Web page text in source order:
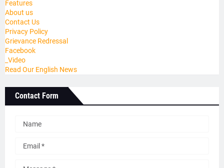
Features
About us
Contact Us
Privacy Policy
Grievance Redressal
Facebook
_Video
Read Our English News
Contact Form